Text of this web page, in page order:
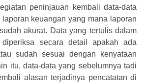
peninjauan kembali data-data
keuangan yang mana laporan
akurat. Data yang tertulis dalam
diperiksa secara detail apakah ada
sudah sesuai dengan kenyataan
itu, data-data yang sebelumnya tadi
alasan terjadinya pencatatan di